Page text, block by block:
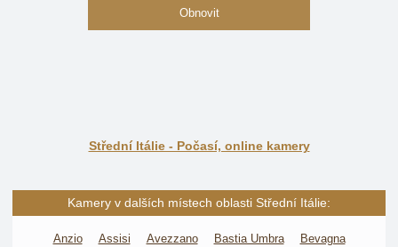
Obnovit
Střední Itálie - Počasí, online kamery
Kamery v dalších místech oblasti Střední Itálie:
Anzio Assisi Avezzano Bastia Umbra Bevagna